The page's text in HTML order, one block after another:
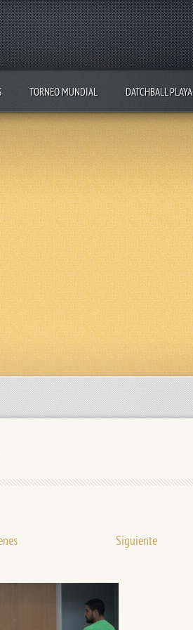
TORNEO MUNDIAL DATCHBALL PLAYA
Siguiente